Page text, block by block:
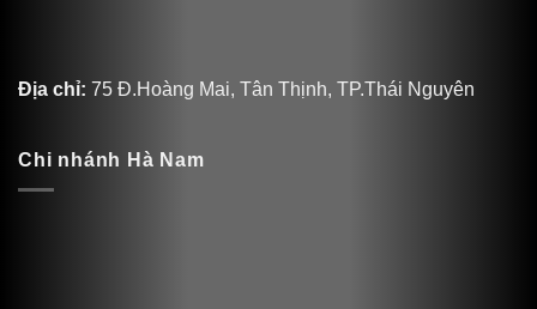
Địa chỉ: 75 Đ.Hoàng Mai, Tân Thịnh, TP.Thái Nguyên
Chi nhánh Hà Nam